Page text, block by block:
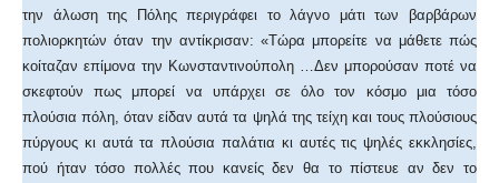
την άλωση της Πόλης περιγράφει το λάγνο μάτι των βαρβάρων
πολιορκητών όταν την αντίκρισαν: «Τώρα μπορείτε να μάθετε πώς
κοίταζαν επίμονα την Κωνσταντινούπολη …Δεν μπορούσαν ποτέ να
σκεφτούν πως μπορεί να υπάρχει σε όλο τον κόσμο μια τόσο
πλούσια πόλη, όταν είδαν αυτά τα ψηλά της τείχη και τους πλούσιους
πύργους κι αυτά τα πλούσια παλάτια κι αυτές τις ψηλές εκκλησίες,
πού ήταν τόσο πολλές που κανείς δεν θα το πίστευε αν δεν το